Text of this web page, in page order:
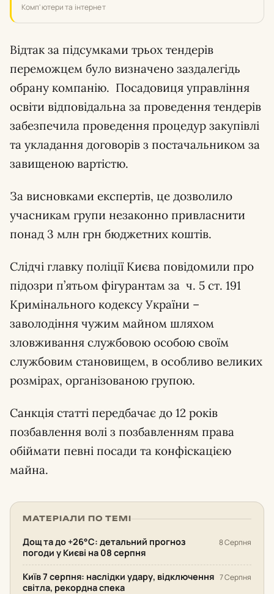
Комп'ютери та інтернет
Відтак за підсумками трьох тендерів
переможцем було визначено заздалегідь
обрану компанію. Посадовиця управління
освіти відповідальна за проведення тендерів
забезпечила проведення процедур закупівлі
та укладання договорів з постачальником за
завищеною вартістю.
За висновками експертів, це дозволило
учасникам групи незаконно привласнити
понад 3 млн грн бюджетних коштів.
Слідчі главку поліції Києва повідомили про
підозри п’ятьом фігурантам за ч. 5 ст. 191
Кримінального кодексу України –
заволодіння чужим майном шляхом
зловживання службовою особою своїм
службовим становищем, в особливо великих
розмірах, організованою групою.
Санкція статті передбачає до 12 років
позбавлення волі з позбавленням права
обіймати певні посади та конфіскацією
майна.
МАТЕРІАЛИ ПО ТЕМІ
Дощ та до +26°С: детальний прогноз
погоди у Києві на 08 серпня
8 Серпня
Київ 7 серпня: наслідки удару, відключення
світла, рекордна спека
7 Серпня